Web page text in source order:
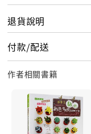
退貨說明
付款/配送
作者相關書籍